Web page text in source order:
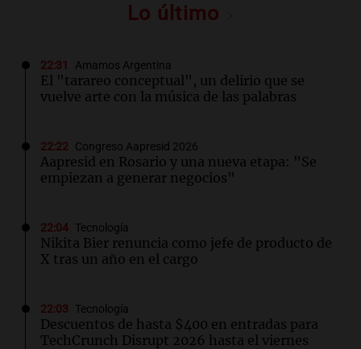
Lo último
22:31 Amamos Argentina
El "tarareo conceptual", un delirio que se
vuelve arte con la música de las palabras
22:22 Congreso Aapresid 2026
Aapresid en Rosario y una nueva etapa: "Se
empiezan a generar negocios"
22:04 Tecnología
Nikita Bier renuncia como jefe de producto de
X tras un año en el cargo
22:03 Tecnología
Descuentos de hasta $400 en entradas para
TechCrunch Disrupt 2026 hasta el viernes